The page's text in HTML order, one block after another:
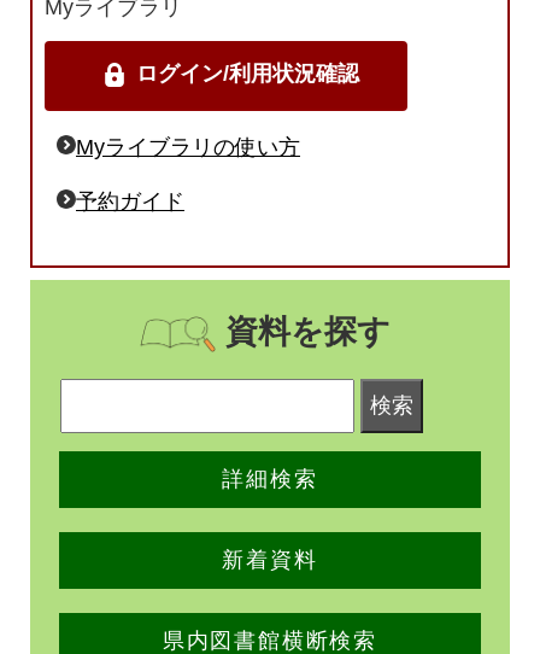
Myライブラリ
ログイン/利用状況確認
Myライブラリの使い方
予約ガイド
資料を探す
詳細検索
新着資料
県内図書館横断検索